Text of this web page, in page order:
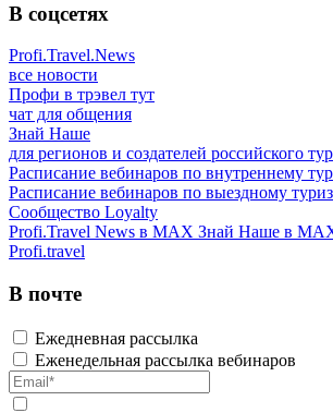
В соцсетях
Profi.Travel.News
все новости
Профи в трэвел тут
чат для общения
Знай Наше
для регионов и создателей российского
Расписание вебинаров по внутреннему
Расписание вебинаров по выездному
Сообщество Loyalty
Profi.Travel News в MAX Знай Наше в
Profi.travel
В почте
Ежедневная рассылка
Еженедельная рассылка вебинаров